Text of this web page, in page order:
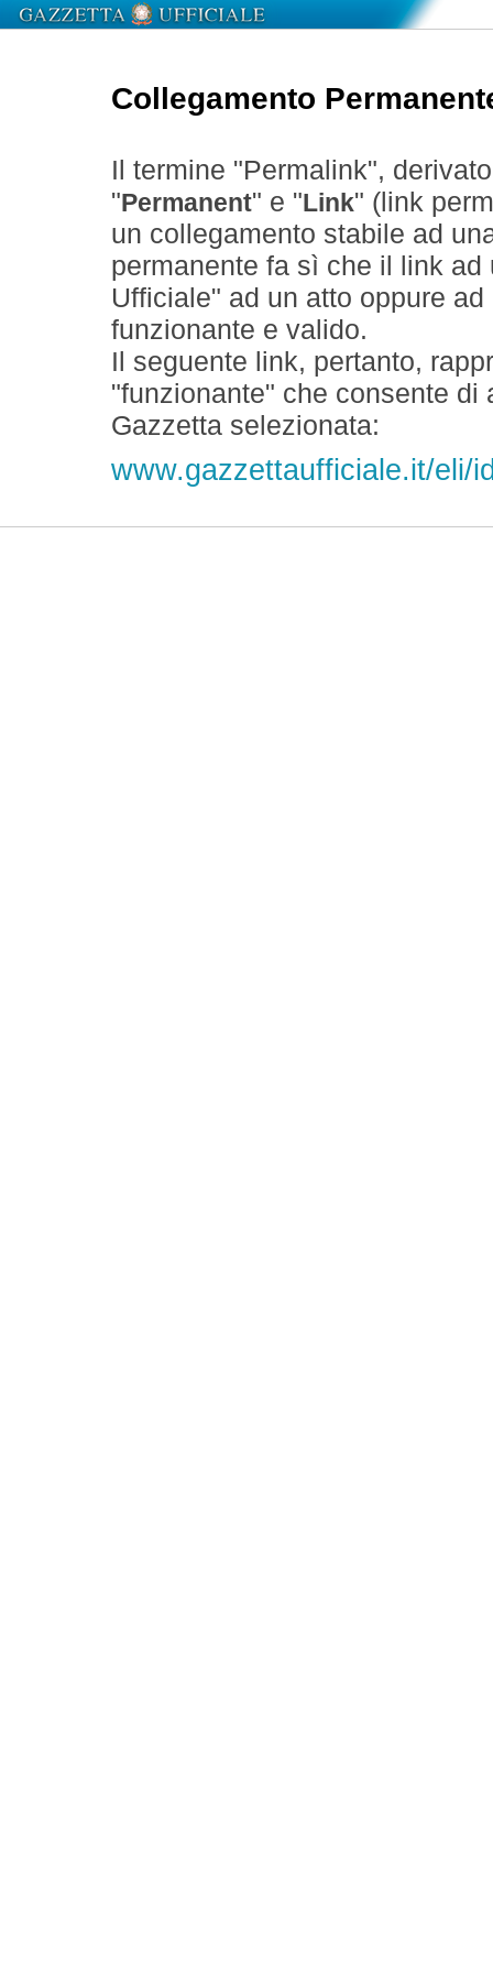
Collegamento
Il termine "Permalink",
" Permanent" e " Link" (link
un collegamento stabile ad
permanente fa sì che il link
Ufficiale" ad un atto oppure
funzionante e valido.
Il seguente link, pertanto,
"funzionante" che consente
Gazzetta selezionata:
www.gazzettaufficiale.it/eli/